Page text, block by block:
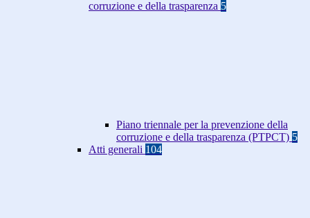
corruzione e della trasparenza 5
Piano triennale per la prevenzione della
corruzione e della trasparenza (PTPCT) 5
Atti generali 104